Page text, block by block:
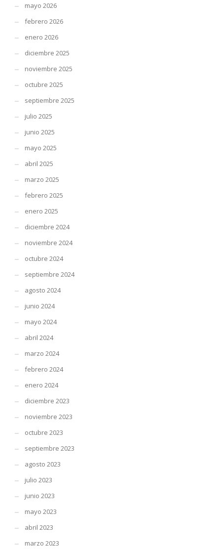
mayo 2026
febrero 2026
enero 2026
diciembre 2025
noviembre 2025
octubre 2025
septiembre 2025
julio 2025
junio 2025
mayo 2025
abril 2025
marzo 2025
febrero 2025
enero 2025
diciembre 2024
noviembre 2024
octubre 2024
septiembre 2024
agosto 2024
junio 2024
mayo 2024
abril 2024
marzo 2024
febrero 2024
enero 2024
diciembre 2023
noviembre 2023
octubre 2023
septiembre 2023
agosto 2023
julio 2023
junio 2023
mayo 2023
abril 2023
marzo 2023